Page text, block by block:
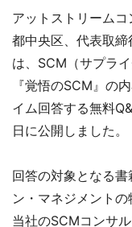
アットストリーム
都中央区、代表取締
は、SCM（サプラ
『覚悟のSCM』の
イム回答する無料
日に公開しました。
回答の対象となる
ン・マネジメントの
当社のSCMコンサ